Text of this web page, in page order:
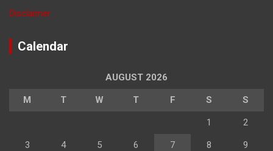
Disclaimer
Calendar
AUGUST 2026
M T W T F S S
1 2
3 4 5 6 7 8 9